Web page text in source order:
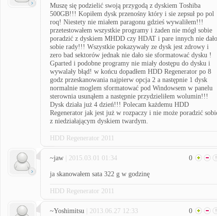
Muszę się podzielić swoją przygodą z dyskiem Toshiba
500GB!!! Kopiłem dysk przenośny który i sie zepsuł po pol
roq! Niestety nie miałem paragonu gdzieś wywaliłem!!!
przetestowałem wszystkie programy i żaden nie mógł sobie
poradzić z dyskiem MHDD czy HDAT i pare innych nie dało
sobie rady!!! Wszystkie pokazywały ze dysk jest zdrowy i
zero bad sektorów jednak nie dało sie sformatować dysku !
Gparted i podobne programy nie miały dostępu do dysku i
wywalały błąd! w końcu dopadłem HDD Regenerator po 8
godz przeskanowania najpierw opcja 2 a następnie 1 dysk
normalnie moglem sformatować pod Windowsem w panelu
sterownia usunąłem a następnie przydzieliłem wolumin!!!
Dysk działa już 4 dzień!!! Polecam każdemu HDD
Regenerator jak jest już w rozpaczy i nie może poradzić
z niedziałającym dyskiem twardym.
HDD Regenerator 2011
~jaw | 2015.03.01 01:34 0
ja skanowałem sata 322 g w godzinę
HDD Regenerator 2011
~Yoshimitsu | 2013.06.27 12:33 0